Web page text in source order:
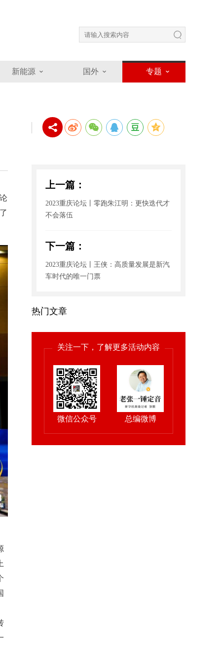
新能源 国外 专题
上一篇：
2023重庆论坛丨零跑朱江明：更快迭代才
不会落伍
下一篇：
2023重庆论坛丨王侠：高质量发展是新汽
车时代的唯一门票
热门文章
关注一下，了解更多活动内容
微信公众号 总编微博